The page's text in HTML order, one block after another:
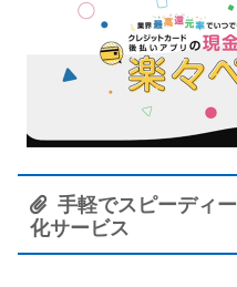
手軽でスピーディ
化サービス